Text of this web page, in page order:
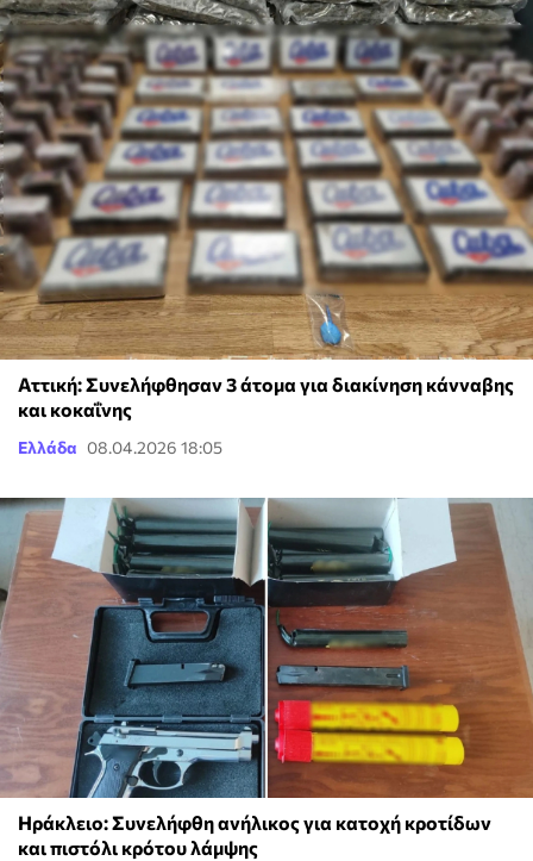
Αττική: Συνελήφθησαν 3 άτομα για διακίνηση κάνναβης
και κοκαΐνης
Ελλάδα 08.04.2026 18:05
Ηράκλειο: Συνελήφθη ανήλικος για κατοχή κροτίδων
και πιστόλι κρότου λάμψης